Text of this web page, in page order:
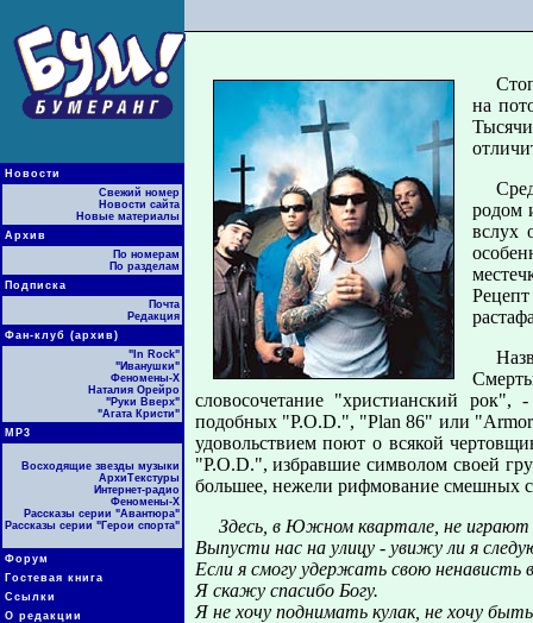
Новости
Свежий номер
Новости сайта
Новые материалы
Архив
По номерам
По разделам
Подписка
Почта
Редакция
Фан-клуб (архив)
"In Rock"
"Иванушки"
Феномены-Х
Наталия Орейро
"Руки Вверх"
"Агата Кристи"
МР3
Восходящие звезды музыки
АрхиТекстуры
Интернет-радио
Феномены-Х
Рассказы серии "Авантюра"
Рассказы серии "Герои спорта"
Форум
Гостевая книга
Ссылки
О редакции
на
родом
вслух
словосочетание "христианский
подобных "P.O.D.", "Plan 86" или
удовольствием поют о всякой
"P.O.D.", избравшие символом своей
большее, нежели рифмование смешных
Здесь, в Южном квартале, не
Выпусти нас на улицу - увижу ли я
Если я смогу удержать свою ненависть
Я скажу спасибо Богу.
Я не хочу поднимать кулак, не хочу